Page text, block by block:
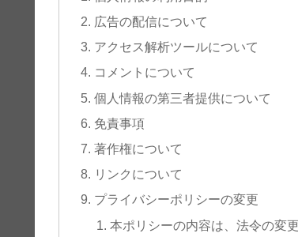
広告の配信について
アクセス解析ツールについて
コメントについて
個人情報の第三者提供について
免責事項
著作権について
リンクについて
プライバシーポリシーの変更
本ポリシーの内容は、法令の変